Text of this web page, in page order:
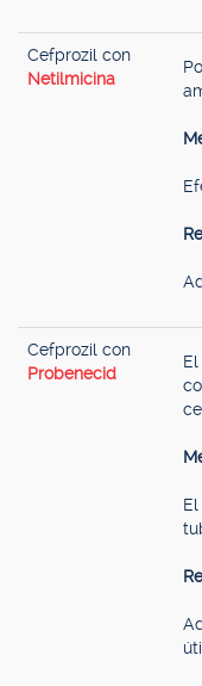
Cefprozil con
Netilmicina
Cefprozil con
Probenecid